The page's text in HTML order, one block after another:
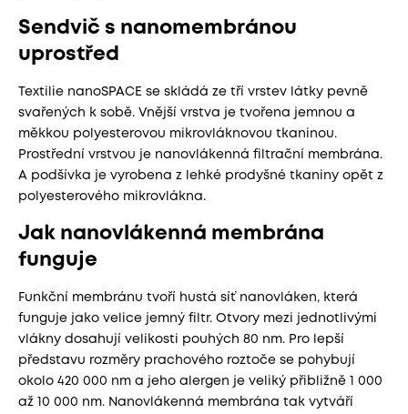
Sendvič s nanomembránou
uprostřed
Textilie nanoSPACE se skládá ze tří vrstev látky pevně
svařených k sobě. Vnější vrstva je tvořena jemnou a
měkkou polyesterovou mikrovláknovou tkaninou.
Prostřední vrstvou je nanovlákenná filtrační membrána.
A podšívka je vyrobena z lehké prodyšné tkaniny opět z
polyesterového mikrovlákna.
Jak nanovlákenná membrána
funguje
Funkční membránu tvoří hustá síť nanovláken, která
funguje jako velice jemný filtr. Otvory mezi jednotlivými
vlákny dosahují velikosti pouhých 80 nm. Pro lepší
představu rozměry prachového roztoče se pohybují
okolo 420 000 nm a jeho alergen je veliký přibližně 1 000
až 10 000 nm. Nanovlákenná membrána tak vytváří